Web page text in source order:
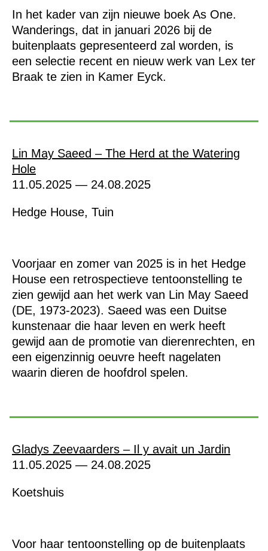
In het kader van zijn nieuwe boek As One.
Wanderings, dat in januari 2026 bij de
buitenplaats gepresenteerd zal worden, is
een selectie recent en nieuw werk van Lex ter
Braak te zien in Kamer Eyck.
Lin May Saeed – The Herd at the Watering
Hole
11.05.2025 — 24.08.2025
Hedge House, Tuin
Voorjaar en zomer van 2025 is in het Hedge
House een retrospectieve tentoonstelling te
zien gewijd aan het werk van Lin May Saeed
(DE, 1973-2023). Saeed was een Duitse
kunstenaar die haar leven en werk heeft
gewijd aan de promotie van dierenrechten, en
een eigenzinnig oeuvre heeft nagelaten
waarin dieren de hoofdrol spelen.
Gladys Zeevaarders – Il y avait un Jardin
11.05.2025 — 24.08.2025
Koetshuis
Voor haar tentoonstelling op de buitenplaats